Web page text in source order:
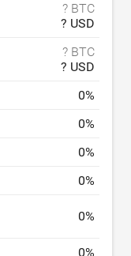
? BTC
? USD
? BTC
? USD
0%
0%
0%
0%
0%
0%